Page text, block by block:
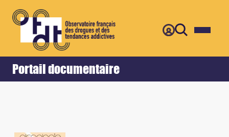
Portail documentaire
Accueil Retour
Tome 40, n°2 - Juin 2018